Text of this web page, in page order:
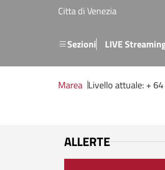
Salta al contenuto principale
Citta di Venezia
SezioniMenu
LIVE
Marea Livello attuale: +
ALLERTE